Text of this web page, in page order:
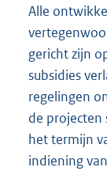
Alle
gericht zijn
subsidies
regelingen
de
het termijn
indiening